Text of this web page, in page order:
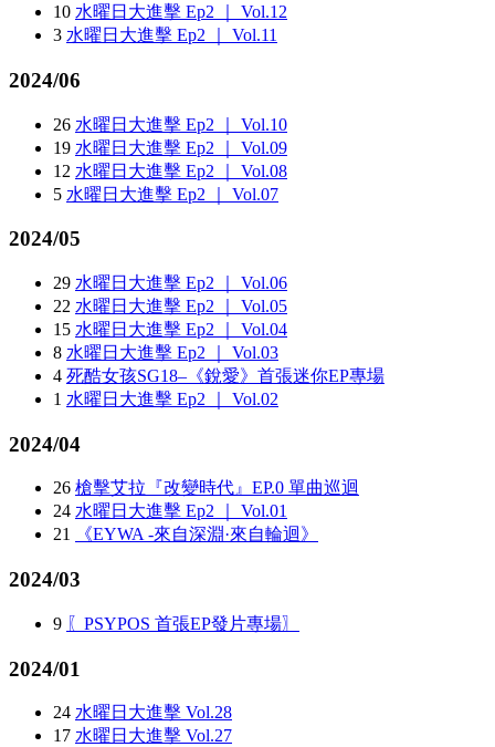
10 水曜日大進擊 Ep2 ｜ Vol.12
3 水曜日大進擊 Ep2 ｜ Vol.11
2024/06
26 水曜日大進擊 Ep2 ｜ Vol.10
19 水曜日大進擊 Ep2 ｜ Vol.09
12 水曜日大進擊 Ep2 ｜ Vol.08
5 水曜日大進擊 Ep2 ｜ Vol.07
2024/05
29 水曜日大進擊 Ep2 ｜ Vol.06
22 水曜日大進擊 Ep2 ｜ Vol.05
15 水曜日大進擊 Ep2 ｜ Vol.04
8 水曜日大進擊 Ep2 ｜ Vol.03
4 死酷女孩SG18–《銳愛》首張迷你EP專場
1 水曜日大進擊 Ep2 ｜ Vol.02
2024/04
26 槍擊艾拉『改變時代』EP.0 單曲巡迴
24 水曜日大進擊 Ep2 ｜ Vol.01
21
《EYWA -來自深淵·來自輪迴》
2024/03
9 〖PSYPOS 首張EP發片專場〗
2024/01
24 水曜日大進擊 Vol.28
17 水曜日大進擊 Vol.27